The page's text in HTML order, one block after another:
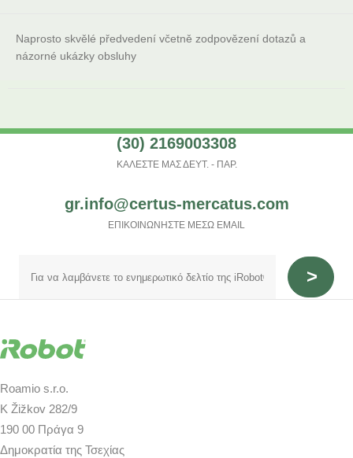
Naprosto skvělé předvedení včetně zodpovězení dotazů a
názorné ukázky obsluhy
(30) 2169003308
ΚΑΛΕΣΤΕ ΜΑΣ ΔΕΥΤ. - ΠΑΡ.
gr.info@certus-mercatus.com
ΕΠΙΚΟΙΝΩΝΗΣΤΕ ΜΕΣΩ EMAIL
Roamio s.r.o.
K Žižkov 282/9
190 00 Πράγα 9
Δημοκρατία της Τσεχίας